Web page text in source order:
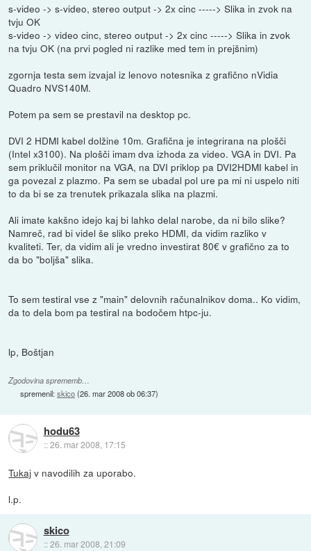
s-video -> s-video, stereo output -> 2x cinc -----> Slika in zvok na
tvju OK
s-video -> video cinc, stereo output -> 2x cinc -----> Slika in zvok
na tvju OK (na prvi pogled ni razlike med tem in prejšnim)
zgornja testa sem izvajal iz lenovo notesnika z grafično nVidia
Quadro NVS140M.
Potem pa sem se prestavil na desktop pc.
DVI 2 HDMI kabel dolžine 10m. Grafična je integrirana na plošči
(Intel x3100). Na plošči imam dva izhoda za video. VGA in DVI. Pa
sem priklučil monitor na VGA, na DVI priklop pa DVI2HDMI kabel in
ga povezal z plazmo. Pa sem se ubadal pol ure pa mi ni uspelo niti
to da bi se za trenutek prikazala slika na plazmi.
Ali imate kakšno idejo kaj bi lahko delal narobe, da ni bilo slike?
Namreč, rad bi videl še sliko preko HDMI, da vidim razliko v
kvaliteti. Ter, da vidim ali je vredno investirat 80€ v grafično za to
da bo "boljša" slika.
To sem testiral vse z "main" delovnih računalnikov doma.. Ko vidim,
da to dela bom pa testiral na bodočem htpc-ju.
lp, Boštjan
Zgodovina sprememb…
spremenil:skico(26. mar 2008 ob 06:37)
hodu63
::26. mar 2008, 17:15
Tukaj v navodilih za uporabo.
l.p.
skico
::26. mar 2008, 21:09